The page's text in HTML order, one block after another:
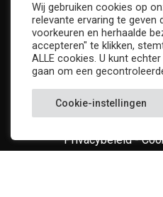
Denderstraat, z/n
9402 Ninove
Privacybeleid-
Wij gebruiken cookies op
relevante ervaring te
voorkeuren en herhaalde
accepteren" te klikken,
ALLE cookies. U kunt
gaan om een
Cookie-instellingen